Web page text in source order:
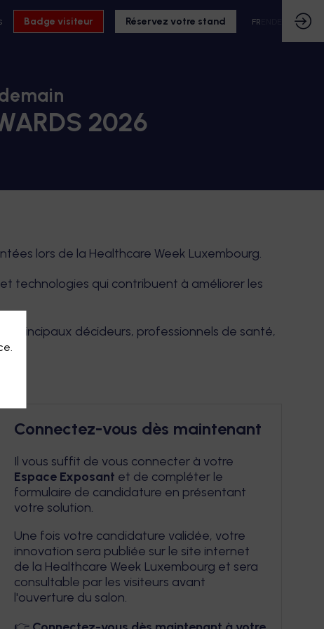
Badge visiteur Réservez votre stand FR
2026
lors de la Healthcare Week Luxembourg.
technologies qui contribuent à améliorer les
principaux décideurs, professionnels de santé,
Connectez-vous dès maintenant
Il vous suffit de vous connecter à votre
Espace Exposant et de compléter le
formulaire de candidature en présentant
votre solution.
Une fois votre candidature validée, votre
innovation sera publiée sur le site internet
de la Healthcare Week Luxembourg et sera
consultable par les visiteurs avant
l'ouverture du salon.